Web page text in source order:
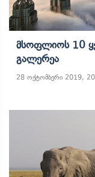
Მსოფლიოს 10
Გალერეა
28 ოქტომბერი 2019,